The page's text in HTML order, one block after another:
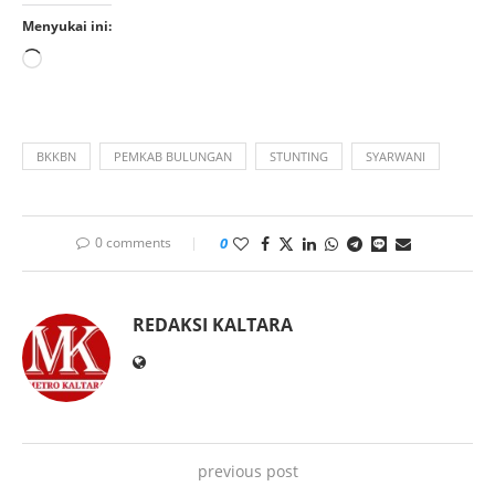
Menyukai ini:
BKKBN PEMKAB BULUNGAN STUNTING SYARWANI
0 comments 0
REDAKSI KALTARA
previous post